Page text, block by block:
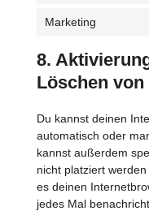
Marketing
8.
Löschen
Du kannst deinen
automatisch oder
kannst außerdem
nicht platziert
es deinen
jedes Mal